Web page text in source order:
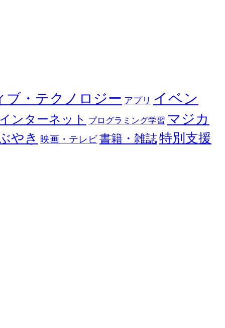
ブ・テクノロジー アプリ イベン
ンターネット プログラミング学習 マジカ
やき 映画・テレビ書籍・雑誌特別支援